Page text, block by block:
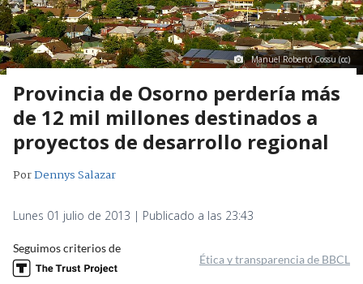
Manuel Roberto Cossu (cc)
Provincia de Osorno perdería más
de 12 mil millones destinados a
proyectos de desarrollo regional
PorDennys Salazar
Lunes 01 julio de 2013 | Publicado a las 23:43
Seguimos criterios de
Ética y transparencia de BBCL